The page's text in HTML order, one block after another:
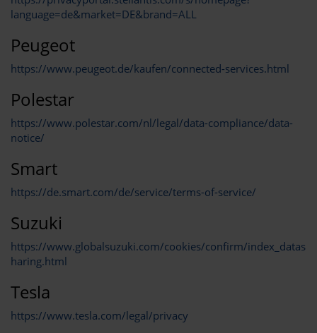
language=de&market=DE&brand=ALL
Peugeot
https://www.peugeot.de/kaufen/connected-services.html
Polestar
https://www.polestar.com/nl/legal/data-compliance/data-
notice/
Smart
https://de.smart.com/de/service/terms-of-service/
Suzuki
https://www.globalsuzuki.com/cookies/confirm/index_datas
haring.html
Tesla
https://www.tesla.com/legal/privacy